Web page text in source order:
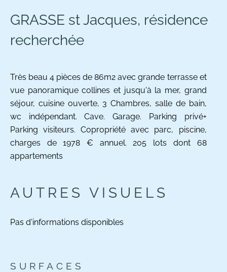
GRASSE st Jacques, résidence
recherchée
Très beau 4 pièces de 86m2 avec grande terrasse et
vue panoramique collines et jusqu'à la mer, grand
séjour, cuisine ouverte, 3 Chambres, salle de bain,
wc indépendant. Cave. Garage. Parking privé+
Parking visiteurs. Copropriété avec parc, piscine,
charges de 1978 € annuel. 205 lots dont 68
appartements
AUTRES VISUELS
Pas d'informations disponibles
SURFACES